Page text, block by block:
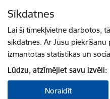
Sīkdatnes
Lai šī tīmekļvietne darbotos,
sīkdatnes. Ar Jūsu
izmantotas statistikas un
Lūdzu, atzīmējiet savu izvēli:
Noraidīt